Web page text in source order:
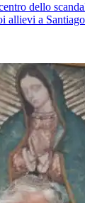
dello
allievi a